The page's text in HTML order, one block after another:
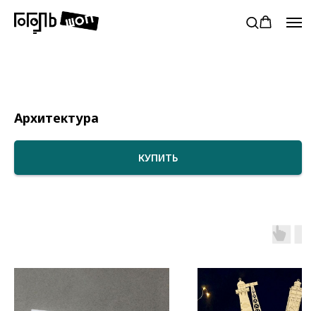
заказе от 5000₽
Архитектура
КУПИТЬ